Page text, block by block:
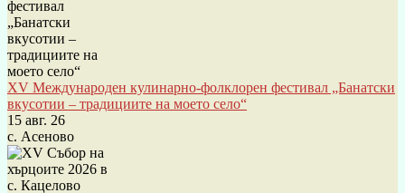
XV Международен кулинарно-фолклорен фестивал „Банатски
вкусотии – традициите на моето село“
15 авг. 26
с. Асеново